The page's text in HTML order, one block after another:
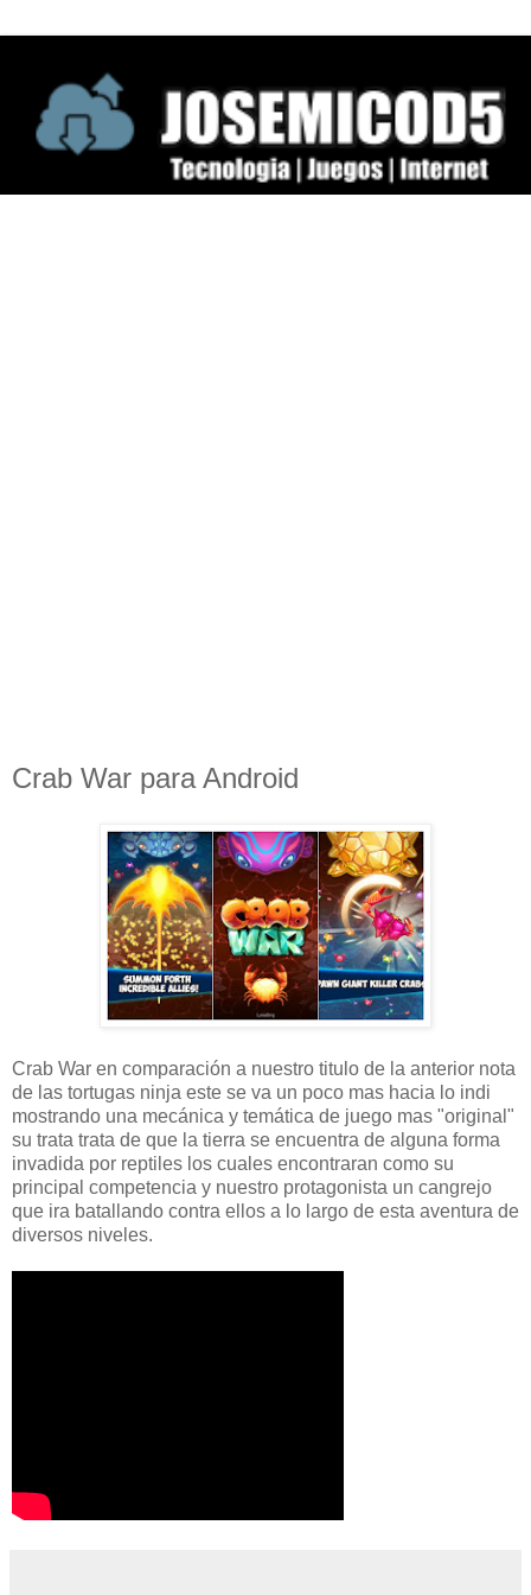
Crab War para Android
Crab War en comparación a nuestro titulo de la anterior nota
de las tortugas ninja este se va un poco mas hacia lo indi
mostrando una mecánica y temática de juego mas "original"
su trata trata de que la tierra se encuentra de alguna forma
invadida por reptiles los cuales encontraran como su
principal competencia y nuestro protagonista un cangrejo
que ira batallando contra ellos a lo largo de esta aventura de
diversos niveles.